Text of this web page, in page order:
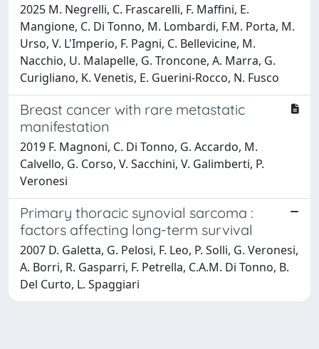
2025 M. Negrelli, C. Frascarelli, F. Maffini, E.
Mangione, C. Di Tonno, M. Lombardi, F.M. Porta, M.
Urso, V. L'Imperio, F. Pagni, C. Bellevicine, M.
Nacchio, U. Malapelle, G. Troncone, A. Marra, G.
Curigliano, K. Venetis, E. Guerini-Rocco, N. Fusco
Breast cancer with rare metastatic
manifestation
2019 F. Magnoni, C. Di Tonno, G. Accardo, M.
Calvello, G. Corso, V. Sacchini, V. Galimberti, P.
Veronesi
Primary thoracic synovial sarcoma :
factors affecting long-term survival
2007 D. Galetta, G. Pelosi, F. Leo, P. Solli, G. Veronesi,
A. Borri, R. Gasparri, F. Petrella, C.A.M. Di Tonno, B.
Del Curto, L. Spaggiari